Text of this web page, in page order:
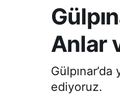
Anlar
ediyoruz.